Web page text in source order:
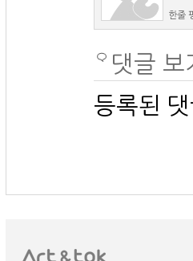
한줄
댓글 보
등록된